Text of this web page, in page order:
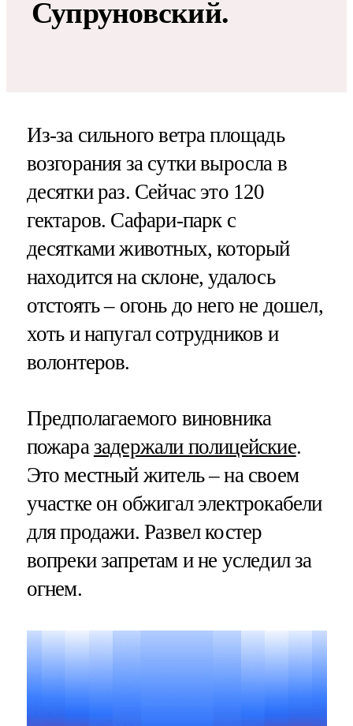
Супруновский.
Из-за сильного ветра площадь
возгорания за сутки выросла в
десятки раз. Сейчас это 120
гектаров. Сафари-парк с
десятками животных, который
находится на склоне, удалось
отстоять – огонь до него не дошел,
хоть и напугал сотрудников и
волонтеров.
Предполагаемого виновника
пожара задержали полицейские.
Это местный житель – на своем
участке он обжигал электрокабели
для продажи. Развел костер
вопреки запретам и не уследил за
огнем.